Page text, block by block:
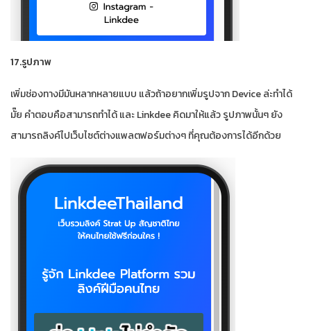
17.รูปภาพ
เพิ่มช่องทางมีมันหลากหลายแบบ แล้วถ้าอยากเพิ่มรูปจาก Device ล่ะทำได้
มั๊ย คำตอบคือสามารถทำได้ และ Linkdee คิดมาให้แล้ว รูปภาพนั้นๆ ยัง
สามารถลิงค์ไปเว็บไซต์ต่างแพลตฟอร์มต่างๆ ที่คุณต้องการได้อีกด้วย